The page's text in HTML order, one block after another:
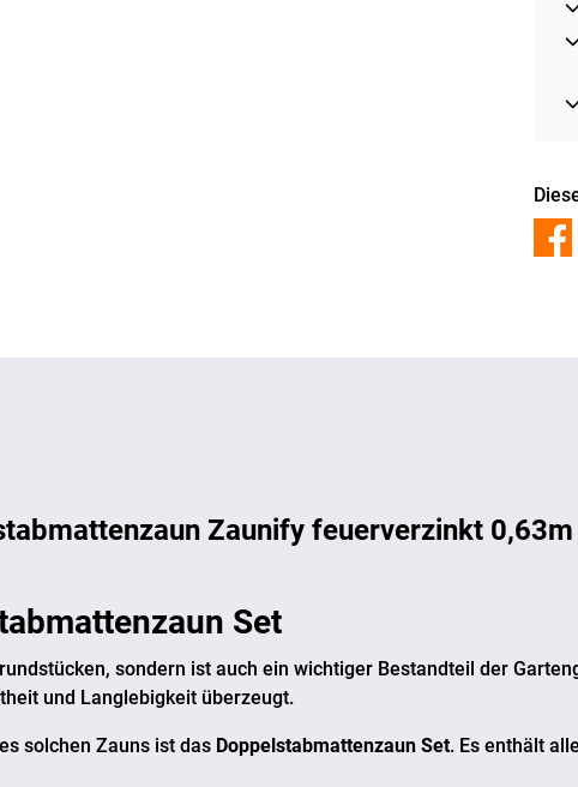
Zaunify feuerverzinkt
Set
sondern ist auch ein wichtiger Bestandteil der
und Langlebigkeit überzeugt.
solchen Zauns ist das Doppelstabmattenzaun Set. Es enthält